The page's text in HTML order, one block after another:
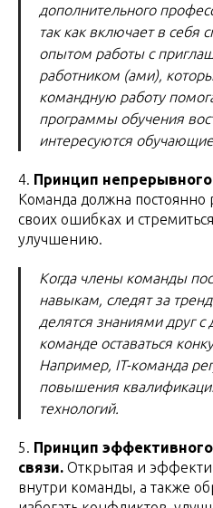
дополнительного
так как включает в себя
опытом работы с
работником (ами),
командную работу
программы обучения
интересуются
4. Принцип
Команда должна постоянно
своих ошибках и
улучшению.
Когда члены команды
навыкам, следят за
делятся знаниями друг с
команде оставаться
Например, IT-команда
повышения
технологий.
5. Принцип
связи. Открытая и
внутри команды, а также